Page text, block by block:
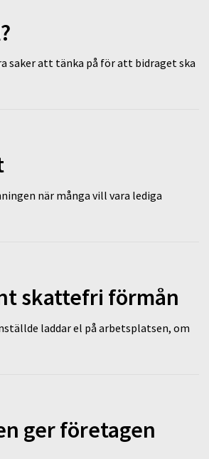
saker att tänka på för att bidraget ska
när många vill vara lediga
skattefri förmån
laddar el på arbetsplatsen, om
ger företagen